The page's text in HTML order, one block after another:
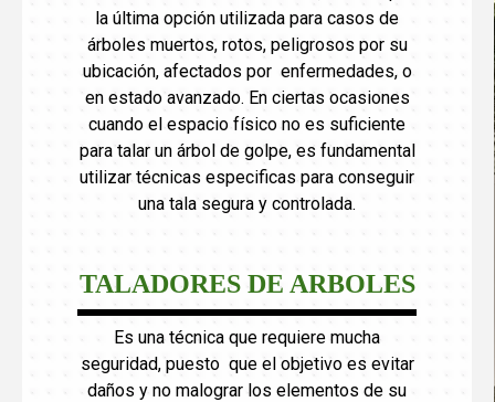
la última opción utilizada para casos de
árboles muertos, rotos, peligrosos por su
ubicación, afectados por enfermedades, o
en estado avanzado. En ciertas ocasiones
cuando el espacio físico no es suficiente
para talar un árbol de golpe, es fundamental
utilizar técnicas especificas para conseguir
una tala segura y controlada.
TALADORES DE ARBOLES
Es una técnica que requiere mucha
seguridad, puesto que el objetivo es evitar
daños y no malograr los elementos de su